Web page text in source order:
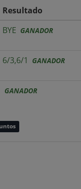
Resultado
BYE GANADOR
6/3,6/1 GANADOR
GANADOR